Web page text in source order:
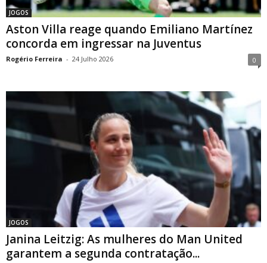
JOGOS
Aston Villa reage quando Emiliano Martínez
concorda em ingressar na Juventus
Rogério Ferreira - 24 Julho 2026 0
JOGOS
Janina Leitzig: As mulheres do Man United
garantem a segunda contratação...